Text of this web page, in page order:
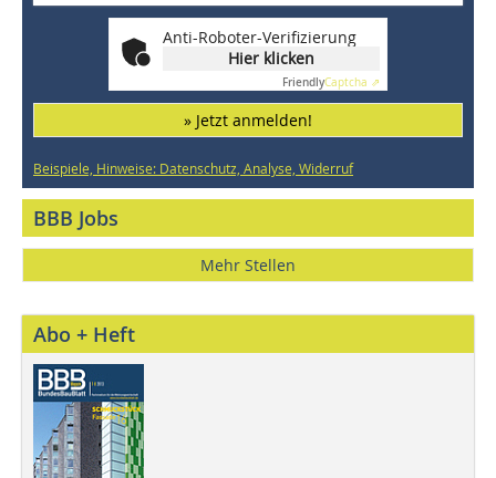
Anti-Roboter-Verifizierung
Hier klicken
FriendlyCaptcha ⇗
» Jetzt anmelden!
Beispiele, Hinweise: Datenschutz, Analyse, Widerruf
BBB Jobs
Mehr Stellen
Abo + Heft